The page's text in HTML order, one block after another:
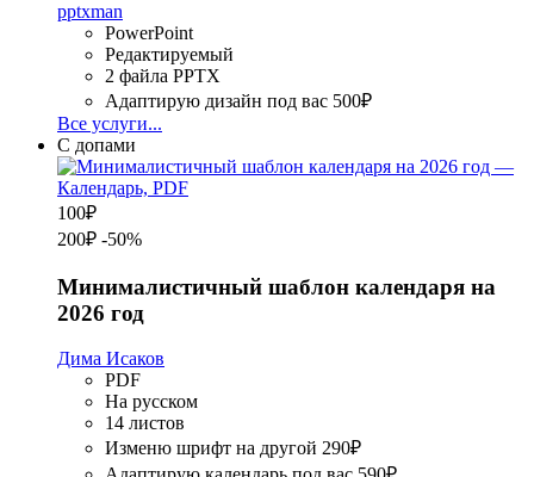
pptxman
PowerPoint
Редактируемый
2 файла PPTX
Адаптирую дизайн под вас 500₽
Все услуги...
С допами
100₽
200₽ -50%
Минималистичный шаблон календаря на
2026 год
Дима Исаков
PDF
На русском
14 листов
Изменю шрифт на другой 290₽